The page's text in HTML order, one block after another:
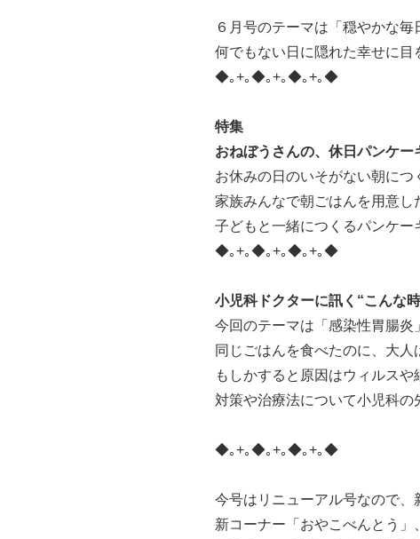
６月号のテーマは「穏やかな
何でもない日に隠れた幸せに目
◆｡+｡◆｡+｡◆｡+｡◆
特集
おねぼうさんの、休日パンケー
お休みの日のいそがない朝につ
家族みんなで朝ごはんを用意し
子どもと一緒につくるパンケー
◆｡+｡◆｡+｡◆｡+｡◆
小児科ドクターに訊く“こんな
今回のテーマは「感染性胃腸炎
同じごはんを食べたのに、大
もしかすると原因はウィルスや
対策や治療法について小児科の
◆｡+｡◆｡+｡◆｡+｡◆
今号はリニューアル号なので、
新コーナー「おやこべんとう